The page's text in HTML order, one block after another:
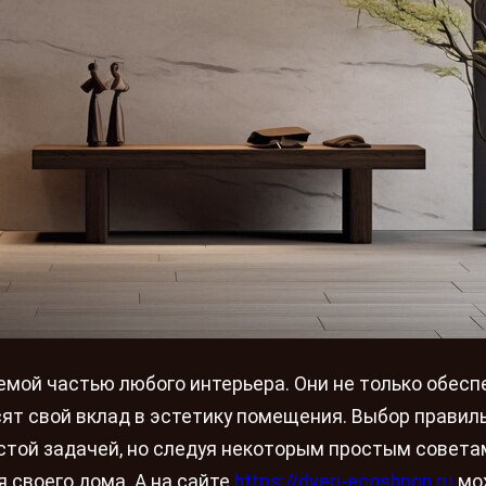
частью любого интерьера. Они не только
свой вклад в эстетику помещения. Выбор
задачей, но следуя некоторым простым
дома. А на сайте https://dveri-ecoshpon.ru